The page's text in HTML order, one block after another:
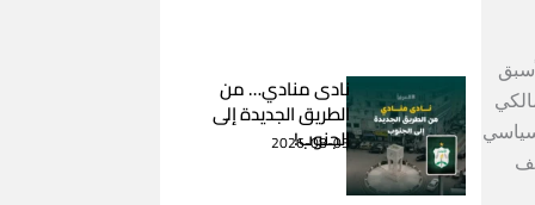
نادى منادي… من
الطريق الجديدة إلى
الجنوب!
2026-08-03